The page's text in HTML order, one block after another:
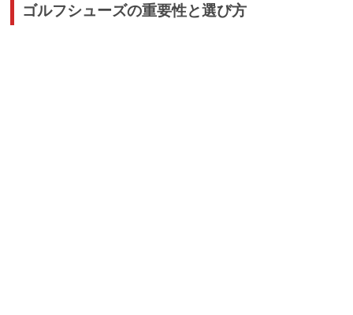
ゴルフシューズの重要性と選び方